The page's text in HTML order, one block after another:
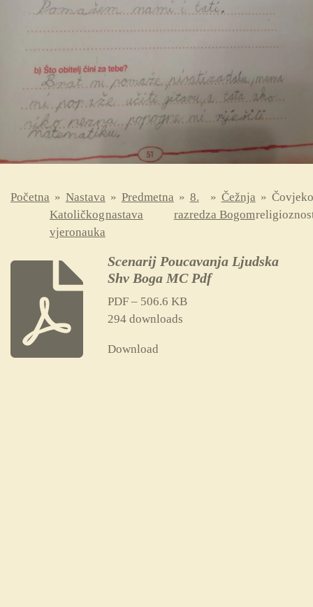
Početna » Nastava
Katoličkog
vjeronauka
» Predmetna
nastava
» 8.
razred
» Čežnja
za Bogom
»
Scenarij Poucavanja Ljudska
Shv Boga MC Pdf
PDF – 506.6 KB
294 downloads
Download